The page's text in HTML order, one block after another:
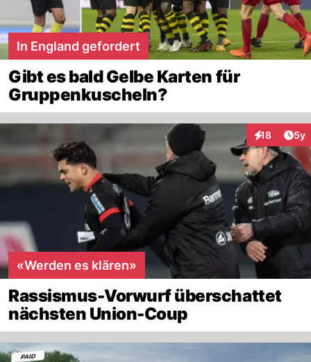
In England gefordert
Gibt es bald Gelbe Karten für
Gruppenkuscheln?
18 5y
«Werden es klären»
Rassismus-Vorwurf überschattet
nächsten Union-Coup